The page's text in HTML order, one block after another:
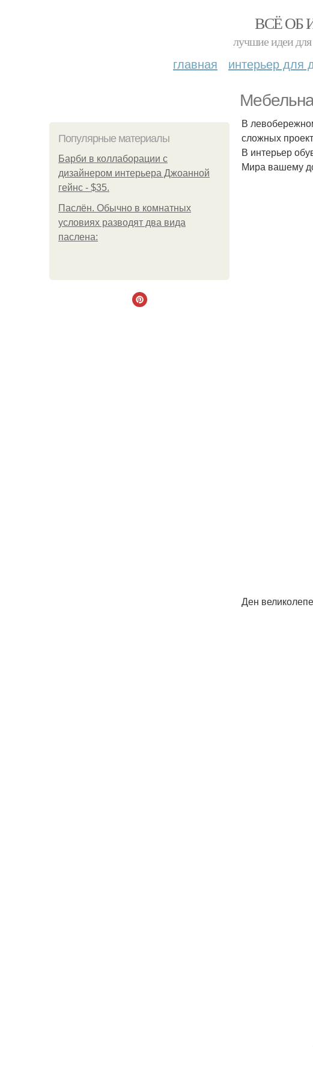
ВСЁ ОБ
лучшие идеи для
главная интерьер для
Популярные материалы
Барби в коллаборации с
дизайнером интерьера Джоанной
гейнс - $35.
Паслён. Обычно в комнатных
условиях разводят два вида
паслена:
В
сложных
В интерьер
Мира вашему
Ден